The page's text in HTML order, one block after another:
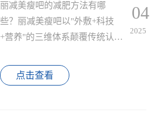
丽减美瘦吧的减肥方法有哪
些？丽减美瘦吧以"外敷+科技
+营养"的三维体系颠覆传统认
技术搭配专业手法与仪器，结
合科学代餐方案，真正实现"躺
点击查看
04
2025